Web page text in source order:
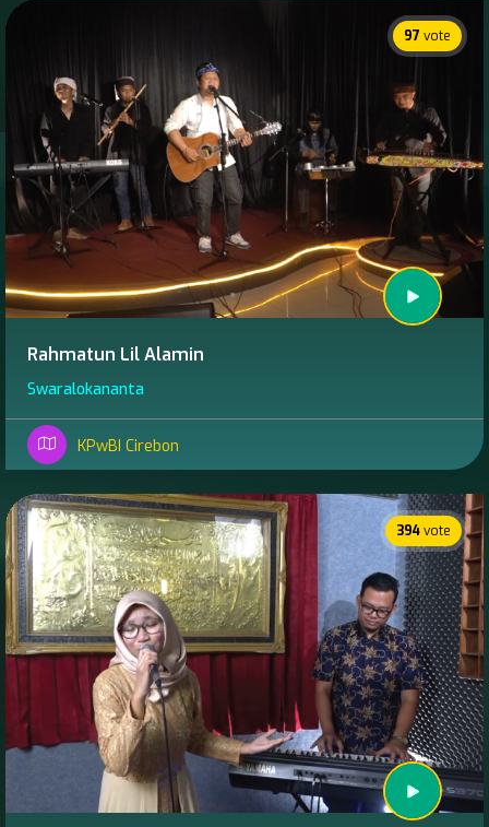
97 vote
Rahmatun Lil Alamin
Swaralokananta
KPwBI Cirebon
394vote